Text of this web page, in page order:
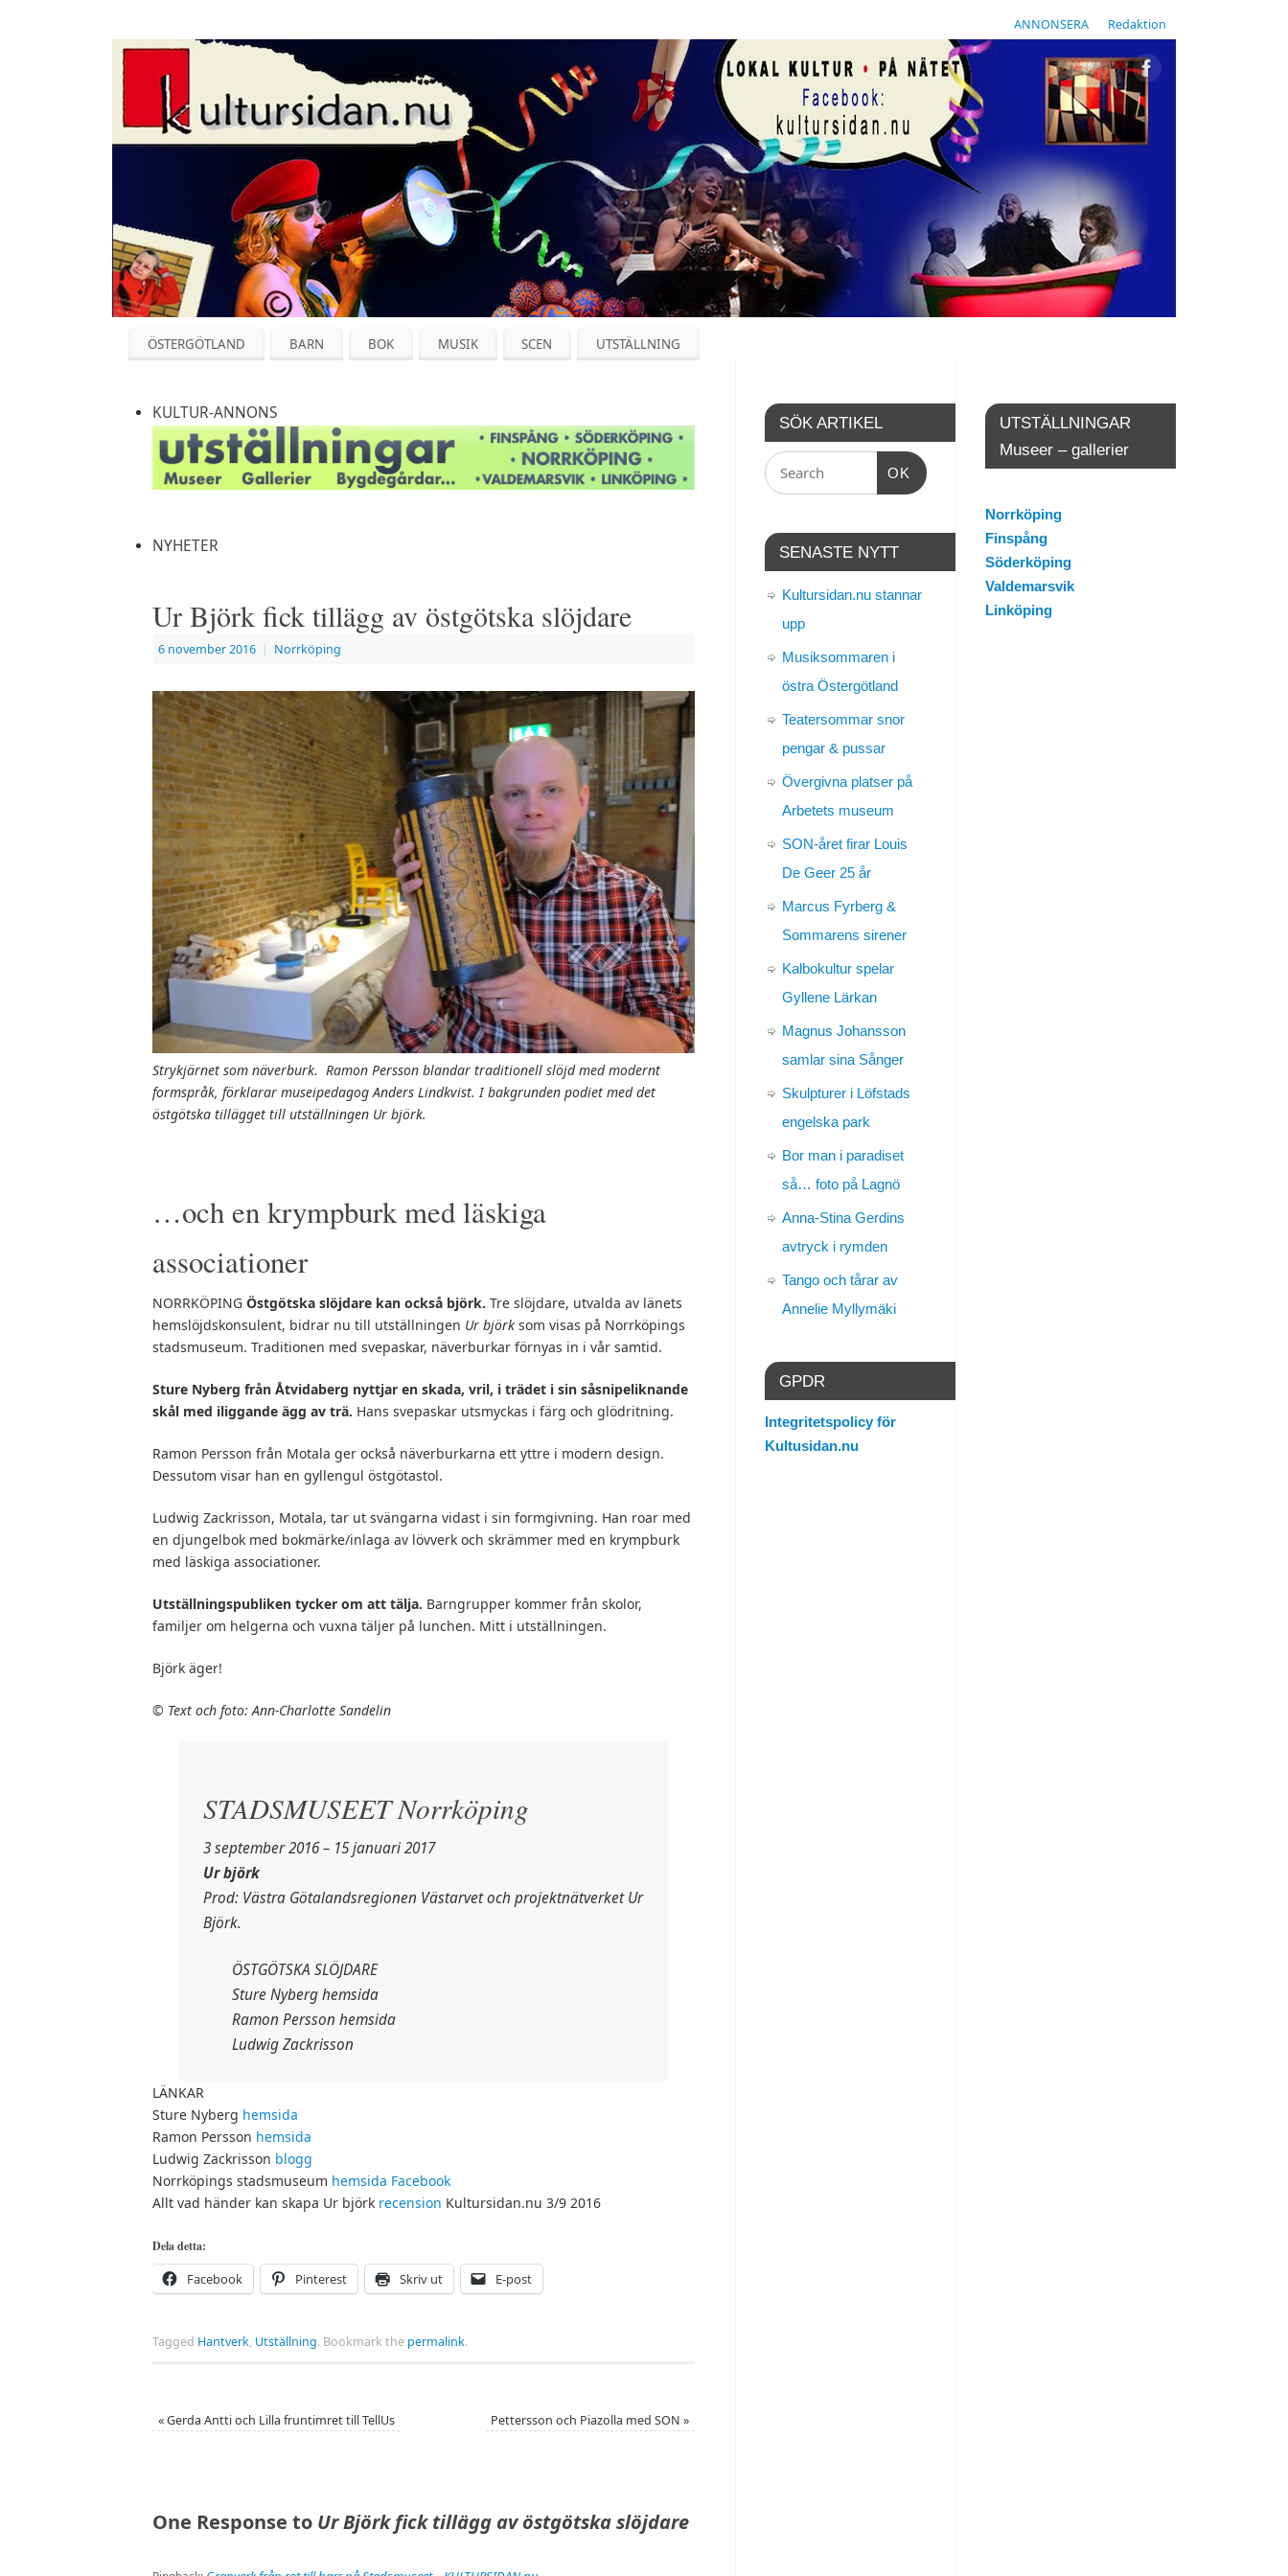
ANNONSERA Redaktion
ÖSTERGÖTLAND BARN BOK MUSIK SCEN UTSTÄLLNING
KULTUR-ANNONS
NYHETER
Ur Björk fick tillägg av östgötska slöjdare
6 november 2016 | Norrköping
Strykjärnet som näverburk. Ramon Persson blandar traditionell slöjd med modernt
formspråk, förklarar museipedagog Anders Lindkvist. I bakgrunden podiet med det
östgötska tillägget till utställningen Ur björk.
…och en krympburk med läskiga
associationer
NORRKÖPING Östgötska slöjdare kan också björk. Tre slöjdare, utvalda av länets
hemslöjdskonsulent, bidrar nu till utställningen Ur björk som visas på Norrköpings
stadsmuseum. Traditionen med svepaskar, näverburkar förnyas in i vår samtid.
Sture Nyberg från Åtvidaberg nyttjar en skada, vril, i trädet i sin såsnipeliknande
skål med iliggande ägg av trä. Hans svepaskar utsmyckas i färg och glödritning.
Ramon Persson från Motala ger också näverburkarna ett yttre i modern design.
Dessutom visar han en gyllengul östgötastol.
Ludwig Zackrisson, Motala, tar ut svängarna vidast i sin formgivning. Han roar med
en djungelbok med bokmärke/inlaga av lövverk och skrämmer med en krympburk
med läskiga associationer.
Utställningspubliken tycker om att tälja. Barngrupper kommer från skolor,
familjer om helgerna och vuxna täljer på lunchen. Mitt i utställningen.
Björk äger!
© Text och foto: Ann-Charlotte Sandelin
STADSMUSEET Norrköping
3 september 2016 – 15 januari 2017
Ur björk
Prod: Västra Götalandsregionen Västarvet och projektnätverket Ur
Björk.
ÖSTGÖTSKA SLÖJDARE
Sture Nyberg hemsida
Ramon Persson hemsida
Ludwig Zackrisson
LÄNKAR
Sture Nyberg hemsida
Ramon Persson hemsida
Ludwig Zackrisson blogg
Norrköpings stadsmuseum hemsida Facebook
Allt vad händer kan skapa Ur björk recension Kultursidan.nu 3/9 2016
Dela detta:
Facebook Pinterest Skriv ut E-post
Tagged Hantverk, Utställning. Bookmark the permalink.
«Gerda Antti och Lilla fruntimret till TellUs Pettersson och Piazolla med SON»
One Response to Ur Björk fick tillägg av östgötska slöjdare
UTSTÄLLNINGAR
Museer – gallerier
Norrköping
Finspång
Söderköping
Valdemarsvik
Linköping
SÖK ARTIKEL
OK
SENASTE NYTT
Kultursidan.nu stannar
upp
Musiksommaren i
östra Östergötland
Teatersommar snor
pengar & pussar
Övergivna platser på
Arbetets museum
SON-året firar Louis
De Geer 25 år
Marcus Fyrberg &
Sommarens sirener
Kalbokultur spelar
Gyllene Lärkan
Magnus Johansson
samlar sina Sånger
Skulpturer i Löfstads
engelska park
Bor man i paradiset
så… foto på Lagnö
Anna-Stina Gerdins
avtryck i rymden
Tango och tårar av
Annelie Myllymäki
GPDR
Integritetspolicy för
Kultusidan.nu